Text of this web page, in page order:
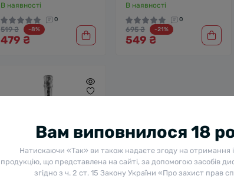
В наявності
0
519 ₴ -8%
479 ₴
В наявності
0
695 ₴ -21%
549 ₴
Вам виповнилося 18
Натискаючи «Так» ви також надаєте згоду на отримання
продукцію, що представлена на сайті, за допомогою засобів
згідно з ч. 2 ст. 15 Закону України «Про захист прав